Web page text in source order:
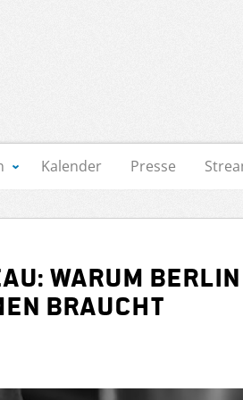
Kalender Presse
Warum
braucht